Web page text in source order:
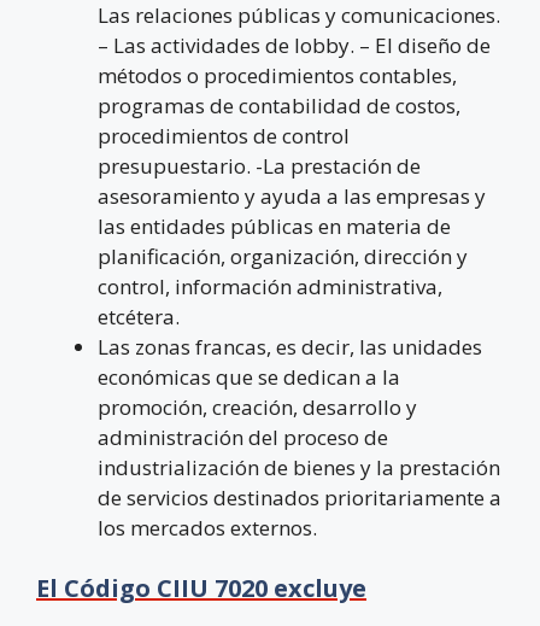
Las relaciones públicas y comunicaciones.
– Las actividades de lobby. – El diseño de
métodos o procedimientos contables,
programas de contabilidad de costos,
procedimientos de control
presupuestario. -La prestación de
asesoramiento y ayuda a las empresas y
las entidades públicas en materia de
planificación, organización, dirección y
control, información administrativa,
etcétera.
Las zonas francas, es decir, las unidades
económicas que se dedican a la
promoción, creación, desarrollo y
administración del proceso de
industrialización de bienes y la prestación
de servicios destinados prioritariamente a
los mercados externos.
El Código CIIU 7020 excluye